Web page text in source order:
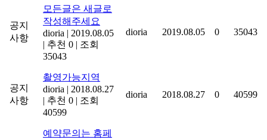
공지
사항
모든글은 새글로
작성해주세요
dioria | 2019.08.05
| 추천 0 | 조회
35043
dioria 2019.08.05 0 35043
공지
사항
촬영가능지역
dioria | 2018.08.27
| 추천 0 | 조회
40599
dioria 2018.08.27 0 40599
예약문의는 홈페